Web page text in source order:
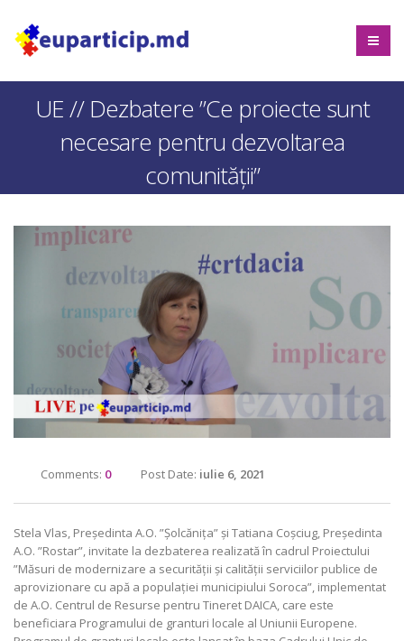
UE // Dezbatere ”Ce proiecte sunt
necesare pentru dezvoltarea
comunității”
Comments: 0 Post Date: iulie 6, 2021
Stela Vlas, Președinta A.O. ”Șolcănița” și Tatiana Coșciug, Președinta
A.O. ”Rostar”, invitate la dezbaterea realizată în cadrul Proiectului
”Măsuri de modernizare a securității și calității serviciilor publice de
aprovizionare cu apă a populației municipiului Soroca”, implementat
de A.O. Centrul de Resurse pentru Tineret DAICA, care este
beneficiara Programului de granturi locale al Uniunii Europene.